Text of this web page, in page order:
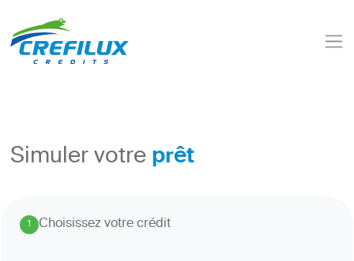
Simuler votreprêt
1. Choisissez votre crédit